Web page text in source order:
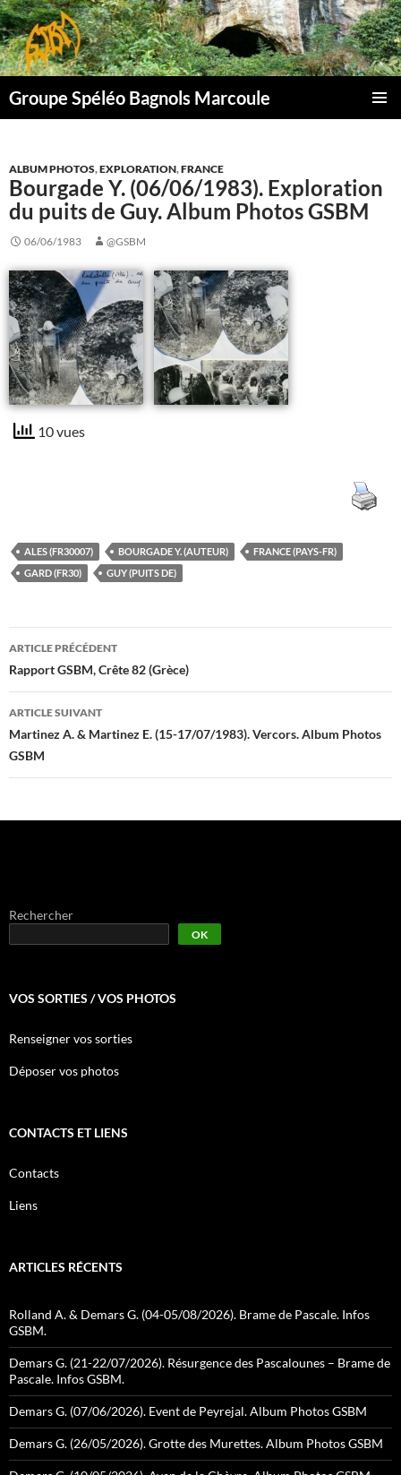
Aller
au
contenu
Groupe Spéléo Bagnols Marcoule
ALBUM PHOTOS,EXPLORATION,FRANCE
Bourgade Y. (06/06/1983). Exploration
du puits de Guy. Album Photos GSBM
06/06/1983 @GSBM
10 vues
ALES (FR30007) BOURGADE Y. (AUTEUR)
FRANCE (PAYS-FR)
GARD (FR30)
GUY (PUITS DE)
Navigation
des
articles
ARTICLE PRÉCÉDENT
Rapport GSBM, Crête 82 (Grèce)
ARTICLE SUIVANT
Martinez A. & Martinez E. (15-17/07/1983). Vercors. Album Photos
GSBM
Rechercher
OK
VOS SORTIES / VOS PHOTOS
Renseigner vos sorties
Déposer vos photos
CONTACTS ET LIENS
Contacts
Liens
ARTICLES RÉCENTS
Rolland A. & Demars G. (04-05/08/2026). Brame de Pascale. Infos
GSBM.
Demars G. (21-22/07/2026). Résurgence des Pascalounes – Brame de
Pascale. Infos GSBM.
Demars G. (07/06/2026). Event de Peyrejal. Album Photos GSBM
Demars G. (26/05/2026). Grotte des Murettes. Album Photos GSBM